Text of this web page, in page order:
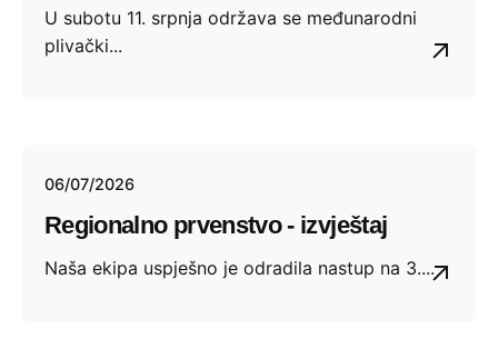
U subotu 11. srpnja održava se međunarodni
plivački...
06/07/2026
Regionalno prvenstvo - izvještaj
Naša ekipa uspješno je odradila nastup na 3....